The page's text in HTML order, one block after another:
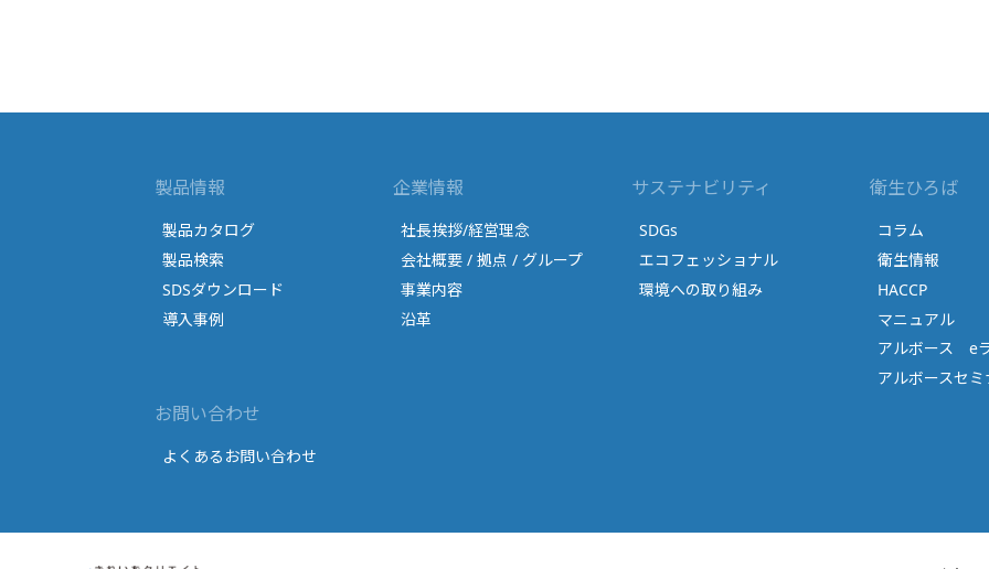
製品情報
製品カタログ
製品検索
SDSダウンロード
導入事例
企業情報
社長挨拶/経営理念
会社概要 / 拠点 / グループ
事業内容
沿革
サステナビリティ
SDGs
エコフェッショナル
環境への取り組み
衛生ひろば
コラム
衛生情報
HACCP
マニュアル
アルボース e
アルボースセ
お問い合わせ
よくあるお問い合わせ